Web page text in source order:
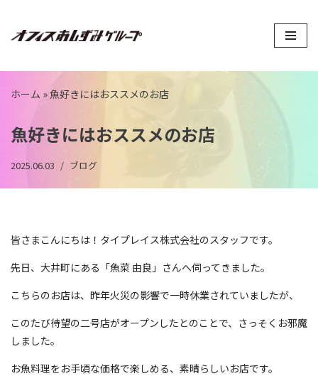
コ
テ
ン
へ
ス
キ
ホーム »魚好きにはおススメのお店
魚好きにはおススメのお店
2025.06.03 ブログ
皆さまこんにちは！タイプレイス株式会社のスタッフです。
先日、大井町にある「魚菜 由良」さんへ伺ってきました。
こちらのお店は、昨年火災の影響で一時休業されていましたが、
このたび待望の二号店がオープンしたとのことで、さっそくお邪魔
しました。
お魚料理をお手頃な価格で楽しめる、素晴らしいお店です。